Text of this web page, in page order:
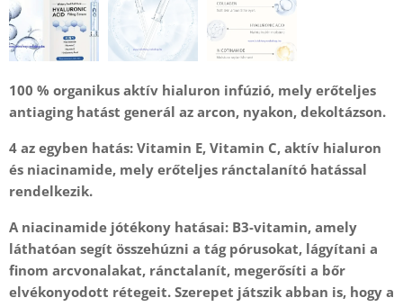
100 % organikus aktív hialuron infúzió, mely erőteljes
antiaging hatást generál az arcon, nyakon, dekoltázson.
4 az egyben hatás: Vitamin E, Vitamin C, aktív hialuron
és niacinamide, mely erőteljes ránctalanító hatással
rendelkezik.
A niacinamide jótékony hatásai: B3-vitamin, amely
láthatóan segít összehúzni a tág pórusokat, lágyítani a
finom arcvonalakat, ránctalanít, megerősíti a bőr
elvékonyodott rétegeit. Szerepet játszik abban is, hogy a